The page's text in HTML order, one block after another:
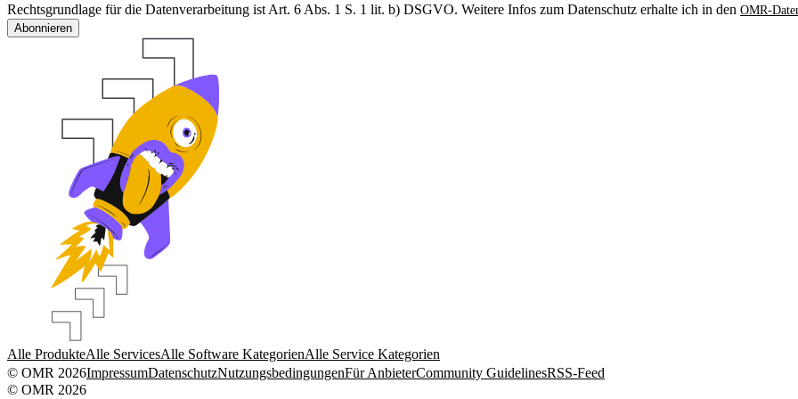
Rechtsgrundlage für die Datenverarbeitung ist Art. 6 Abs. 1 S. 1 lit. b) DSGVO. Weitere Infos zum Datenschutz erhalte ich in den OMR-
Abonnieren
Alle ProdukteAlle ServicesAlle Software KategorienAlle Service Kategorien
© OMR 2026ImpressumDatenschutzNutzungsbedingungenFür AnbieterCommunity GuidelinesRSS-Feed
© OMR 2026